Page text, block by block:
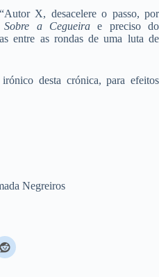
X, desacelere o passo, por
Sobre a Cegueirae preciso do
entre as rondas de uma luta de
desta crónica, para efeitos
Negreiros